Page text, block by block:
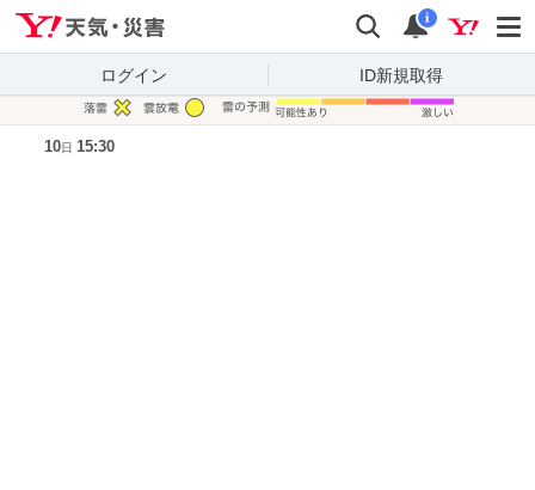
検索 通知
i
ログイン ID新規取得
10日 15:30